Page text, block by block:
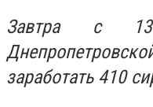
Завтра с
заработать 410